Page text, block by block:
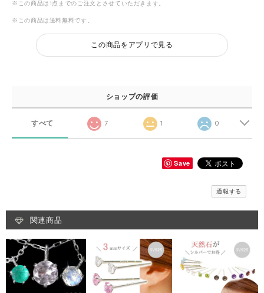
※この商品は1点までのご注文とさせていただきます。
※この商品は 送料無料です。
この商品をアプリで見る
ショップの評価
すべて 7 1 0
Save
通報する
関連商品